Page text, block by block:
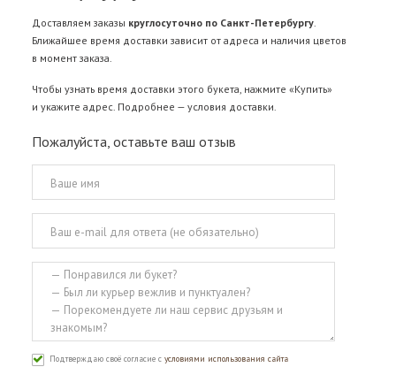
Доставляем заказы круглосуточно по Санкт-Петербургу.
Ближайшее время доставки зависит от адреса и наличия цветов
в момент заказа.
Чтобы узнать время доставки этого букета, нажмите «Купить»
и укажите адрес. Подробнее — условия доставки.
Пожалуйста, оставьте ваш отзыв
Подтверждаю своё согласие с условиями использования сайта